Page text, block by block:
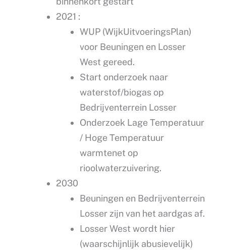
2021 :
WUP (WijkUitvoeringsPlan)
voor Beuningen en Losser
West gereed.
Start onderzoek naar
waterstof/biogas op
Bedrijventerrein Losser
Onderzoek Lage Temperatuur
/ Hoge Temperatuur
warmtenet op
rioolwaterzuivering.
2030
Beuningen en Bedrijventerrein
Losser zijn van het aardgas af.
Losser West wordt hier
(waarschijnlijk abusievelijk)